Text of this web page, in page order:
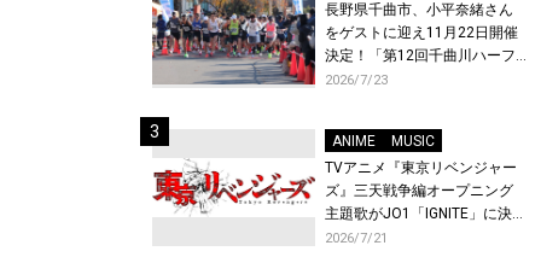
長野県千曲市、小平奈緒さん
をゲストに迎え11月22日開催
決定！「第12回千曲川ハーフ
マラソン」エントリー受付開
2026/7/23
ANIME
MUSIC
TVアニメ『東京リベンジャー
ズ』三天戦争編オープニング
主題歌がJO1「IGNITE」に決
定！メンバー全員から喜びと
2026/7/21